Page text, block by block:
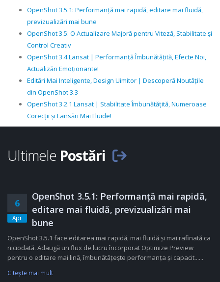
OpenShot 3.5.1: Performanță mai rapidă, editare mai fluidă,
previzualizări mai bune
OpenShot 3.5: O Actualizare Majoră pentru Viteză, Stabilitate și
Control Creativ
OpenShot 3.4 Lansat | Performanță Îmbunătățită, Efecte Noi,
Actualizări Emoționante!
Editări Mai Inteligente, Design Uimitor | Descoperă Noutățile
din OpenShot 3.3
OpenShot 3.2.1 Lansat | Stabilitate Îmbunătățită, Numeroase
Corecții și Lansări Mai Fluide!
Ultimele Postări
6
Apr
OpenShot 3.5.1: Performanță mai rapidă,
editare mai fluidă, previzualizări mai
bune
OpenShot 3.5.1 face editarea mai rapidă, mai fluidă și mai rafinată ca
niciodată. Adaugă un flux de lucru încorporat Optimize Preview
pentru o editare mai lină, îmbunătățește performanța și capacit......
Citeşte mai mult